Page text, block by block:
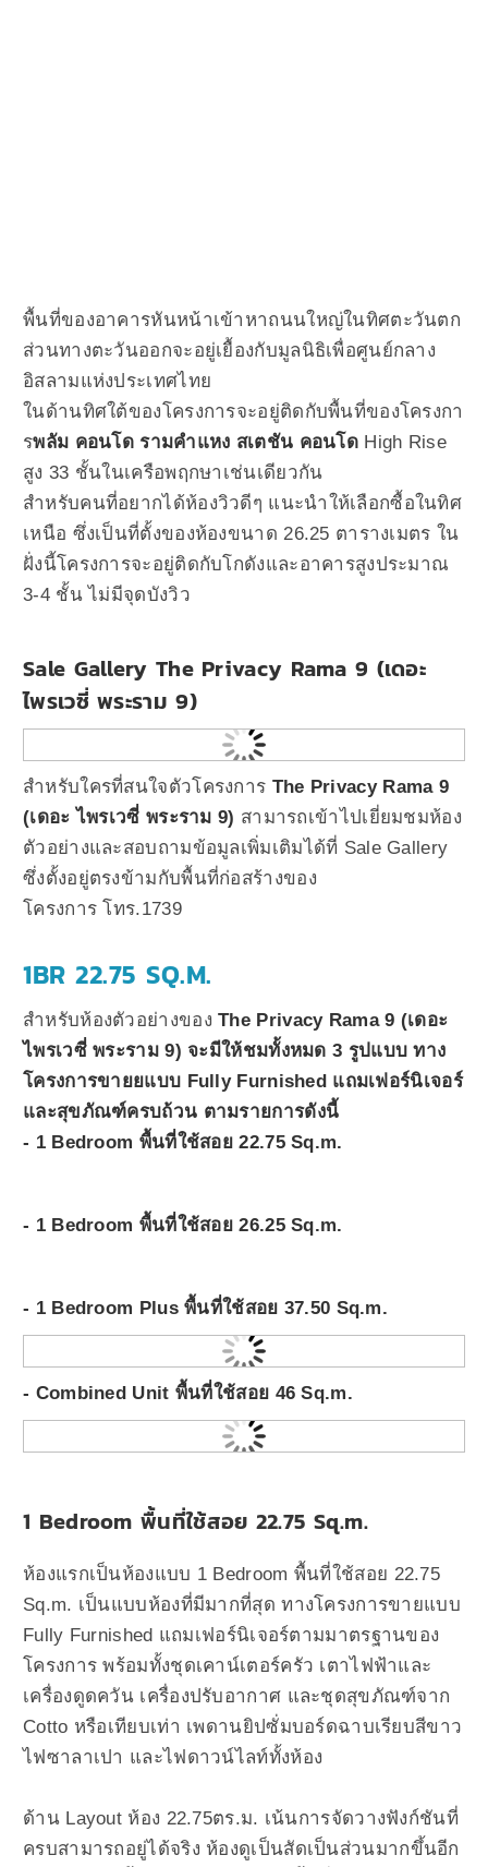
พื้นที่ของอาคารหันหน้าเข้าหาถนนใหญ่ในทิศตะวันตก
ส่วนทางตะวันออกจะอยู่เยื้องกับมูลนิธิเพื่อศูนย์กลาง
อิสลามแห่งประเทศไทย
ในด้านทิศใต้ของโครงการจะอยู่ติดกับพื้นที่ของโครงกา
รพลัม คอนโด รามคำแหง สเตชัน คอนโด High Rise
สูง 33 ชั้นในเครือพฤกษาเช่นเดียวกัน
สำหรับคนที่อยากได้ห้องวิวดีๆ แนะนำให้เลือกซื้อในทิศ
เหนือ ซึ่งเป็นที่ตั้งของห้องขนาด 26.25 ตารางเมตร ใน
ฝั่งนี้โครงการจะอยู่ติดกับโกดังและอาคารสูงประมาณ
3-4 ชั้น ไม่มีจุดบังวิว
Sale Gallery The Privacy Rama 9 (เดอะ
ไพรเวซี่ พระราม 9)
สำหรับใครที่สนใจตัวโครงการ The Privacy Rama 9
(เดอะ ไพรเวซี่ พระราม 9) สามารถเข้าไปเยี่ยมชมห้อง
ตัวอย่างและสอบถามข้อมูลเพิ่มเติมได้ที่ Sale Gallery
ซึ่งตั้งอยู่ตรงข้ามกับพื้นที่ก่อสร้างของ
โครงการ โทร.1739
1BR 22.75 SQ.M.
สำหรับห้องตัวอย่างของThe Privacy Rama 9 (เดอะ
ไพรเวซี่ พระราม 9) จะมีให้ชมทั้งหมด 3 รูปแบบ ทาง
โครงการขายยแบบ Fully Furnished แถมเฟอร์นิเจอร์
และสุขภัณฑ์ครบถ้วน ตามรายการดังนี้
- 1 Bedroom พื้นที่ใช้สอย 22.75 Sq.m.
- 1 Bedroom พื้นที่ใช้สอย 26.25 Sq.m.
- 1 Bedroom Plus พื้นที่ใช้สอย 37.50 Sq.m.
- Combined Unit พื้นที่ใช้สอย 46 Sq.m.
1 Bedroom พื้นที่ใช้สอย 22.75 Sq.m.
ห้องแรกเป็นห้องแบบ 1 Bedroom พื้นที่ใช้สอย 22.75
Sq.m. เป็นแบบห้องที่มีมากที่สุด ทางโครงการขายแบบ
Fully Furnished แถมเฟอร์นิเจอร์ตามมาตรฐานของ
โครงการ พร้อมทั้งชุดเคาน์เตอร์ครัว เตาไฟฟ้าและ
เครื่องดูดควัน เครื่องปรับอากาศ และชุดสุขภัณฑ์จาก
Cotto หรือเทียบเท่า เพดานยิปซั่มบอร์ดฉาบเรียบสีขาว
ไฟซาลาเปา และไฟดาวน์ไลท์ทั้งห้อง
ด้าน Layout ห้อง 22.75ตร.ม. เน้นการจัดวางฟังก์ชันที่
ครบสามารถอยู่ได้จริง ห้องดูเป็นสัดเป็นส่วนมากขึ้นอีก